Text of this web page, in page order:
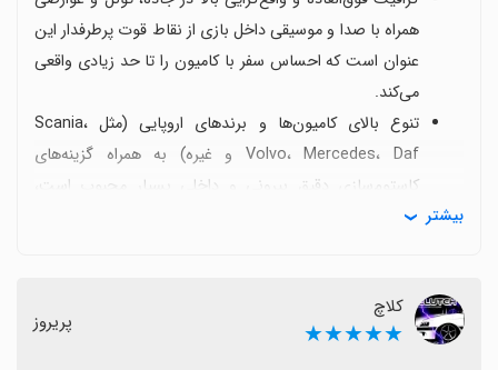
همراه با صدا و موسیقی داخل بازی از نقاط قوت پرطرفدار این
عنوان است که احساس سفر با کامیون را تا حد زیادی واقعی
می‌کند.
تنوع بالای کامیون‌ها و برندهای اروپایی (مثل Scania،
Volvo، Mercedes، Daf و غیره) به همراه گزینه‌های
کاستوم‌سازی دقیق بیرونی و داخلی بسیار محبوب است،
هرچند برخی کاربران دوست دارند برندهای بیشتری مثل
تأیید مخاطبان است اما هنوز گاهی مشکلات اتصال و
بروزرسانی‌ها و عدم پایداری آنلاین گزارش می‌شود که نیازمند
بیشتر
کلاچ
★★★★★ پریروز